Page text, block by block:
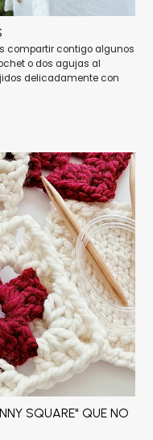
compartir contigo algunos
o dos agujas al
delicadamente con
SQUARE" QUE NO